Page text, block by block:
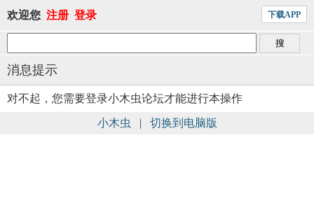
欢迎您 注册 登录 下载APP
消息提示
对不起，您需要登录小木虫论坛才能进行本操作
小木虫 | 切换到电脑版